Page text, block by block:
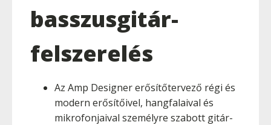
basszusgitár-
felszerelés
Az Amp Designer erősítőtervező régi és
modern erősítőivel, hangfalaival és
mikrofonjaival személyre szabott gitár-